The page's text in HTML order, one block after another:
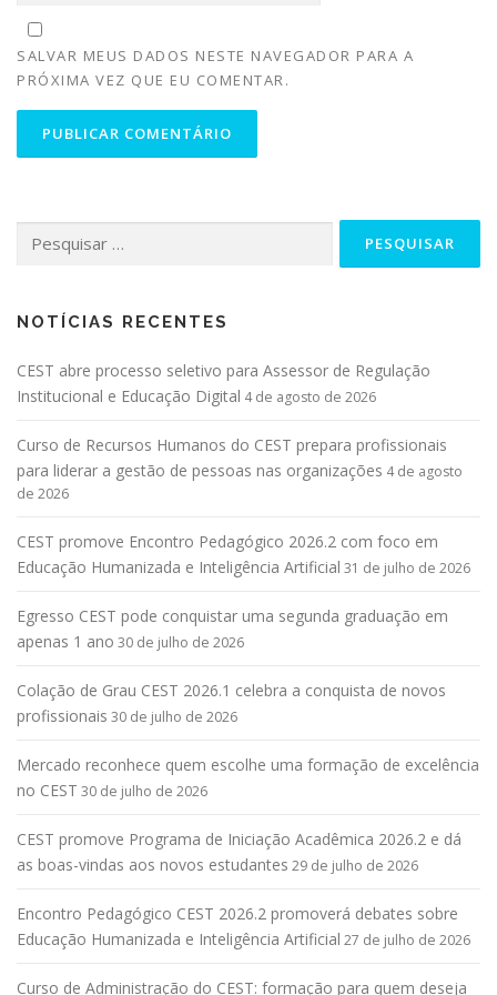
SALVAR MEUS DADOS NESTE NAVEGADOR PARA A
PRÓXIMA VEZ QUE EU COMENTAR.
NOTÍCIAS RECENTES
CEST abre processo seletivo para Assessor de Regulação
Institucional e Educação Digital 4 de agosto de 2026
Curso de Recursos Humanos do CEST prepara profissionais
para liderar a gestão de pessoas nas organizações 4 de agosto
de 2026
CEST promove Encontro Pedagógico 2026.2 com foco em
Educação Humanizada e Inteligência Artificial 31 de julho de 2026
Egresso CEST pode conquistar uma segunda graduação em
apenas 1 ano 30 de julho de 2026
Colação de Grau CEST 2026.1 celebra a conquista de novos
profissionais 30 de julho de 2026
Mercado reconhece quem escolhe uma formação de excelência
no CEST 30 de julho de 2026
CEST promove Programa de Iniciação Acadêmica 2026.2 e dá
as boas-vindas aos novos estudantes 29 de julho de 2026
Encontro Pedagógico CEST 2026.2 promoverá debates sobre
Educação Humanizada e Inteligência Artificial 27 de julho de 2026
Curso de Administração do CEST: formação para quem deseja